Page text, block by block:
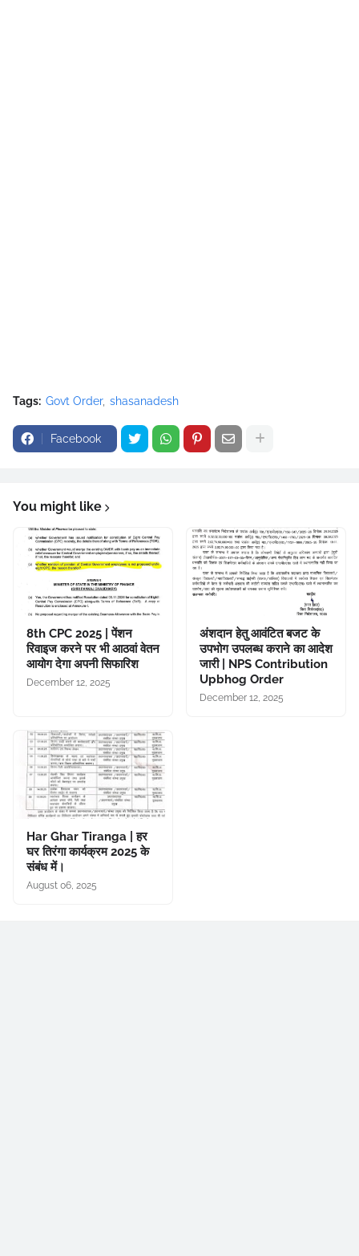
Tags: Govt Order shasanadesh
Facebook
You might like
8th CPC 2025 | पेंशन
रिवाइज करने पर भी आठवां वेतन
आयोग देगा अपनी सिफारिश
December 12, 2025
अंशदान हेतु आवंटित बजट के
उपभोग उपलब्ध कराने का आदेश
जारी | NPS Contribution
Upbhog Order
December 12, 2025
Har Ghar Tiranga | हर
घर तिरंगा कार्यक्रम 2025 के
संबंध में।
August 06, 2025